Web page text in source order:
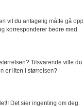
vil du antagelig måtte gå opp
korresponderer bedre med
Tilsvarende ville du
er liten i størrelsen?
Det sier ingenting om deg.